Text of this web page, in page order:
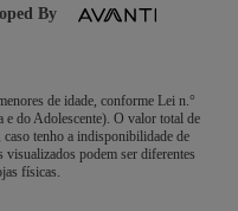
By
de idade, conforme Lei n.°
do Adolescente). O valor total de
caso tenho a indisponibilidade de
podem ser diferentes
físicas.